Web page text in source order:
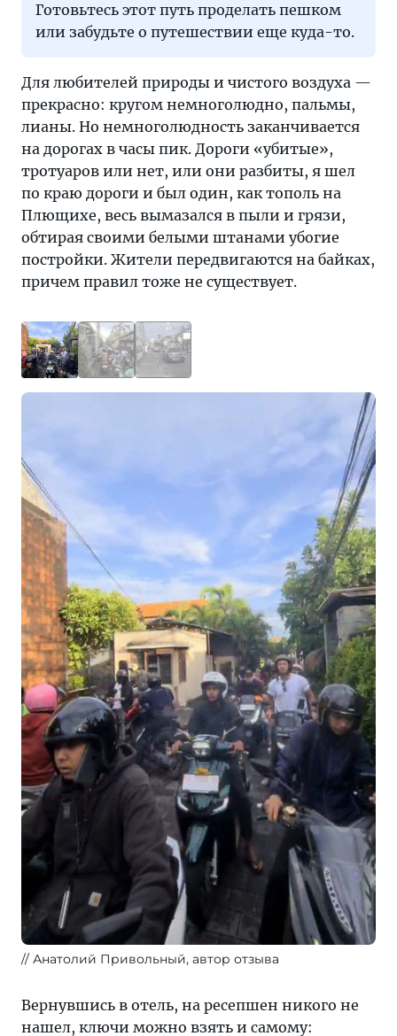
Готовьтесь этот путь проделать пешком
или забудьте о путешествии еще куда-то.
Для любителей природы и чистого воздуха —
прекрасно: кругом немноголюдно, пальмы,
лианы. Но немноголюдность заканчивается
на дорогах в часы пик. Дороги «убитые»,
тротуаров или нет, или они разбиты, я шел
по краю дороги и был один, как тополь на
Плющихе, весь вымазался в пыли и грязи,
обтирая своими белыми штанами убогие
постройки. Жители передвигаются на байках,
причем правил тоже не существует.
Анатолий Привольный, автор отзыва
Вернувшись в отель, на ресепшен никого не
нашел, ключи можно взять и самому: